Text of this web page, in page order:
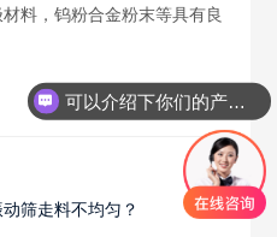
料，钨粉合金粉末等具有良
筛走料不均匀？
可以介绍下你们的产品么？